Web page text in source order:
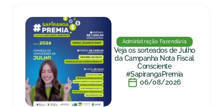
Administração Fazendária
Veja os sorteados de Julho
da Campanha Nota Fiscal
Consciente
#SapirangaPremia
06/08/2026